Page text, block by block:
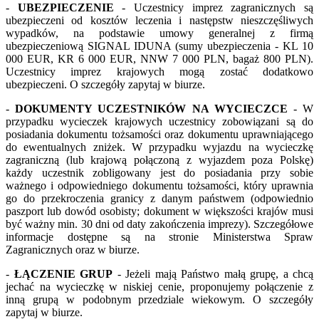
- UBEZPIECZENIE - Uczestnicy imprez zagranicznych są
ubezpieczeni od kosztów leczenia i następstw nieszczęśliwych
wypadków, na podstawie umowy generalnej z firmą
ubezpieczeniową SIGNAL IDUNA (sumy ubezpieczenia - KL 10
000 EUR, KR 6 000 EUR, NNW 7 000 PLN, bagaż 800 PLN).
Uczestnicy imprez krajowych mogą zostać dodatkowo
ubezpieczeni. O szczegóły zapytaj w biurze.
-DOKUMENTY UCZESTNIKÓW NA WYCIECZCE - W
przypadku wycieczek krajowych uczestnicy zobowiązani są do
posiadania dokumentu tożsamości oraz dokumentu uprawniającego
do ewentualnych zniżek. W przypadku wyjazdu na wycieczkę
zagraniczną (lub krajową połączoną z wyjazdem poza Polskę)
każdy uczestnik zobligowany jest do posiadania przy sobie
ważnego i odpowiedniego dokumentu tożsamości, który uprawnia
go do przekroczenia granicy z danym państwem (odpowiednio
paszport lub dowód osobisty; dokument w większości krajów musi
być ważny min. 30 dni od daty zakończenia imprezy). Szczegółowe
informacje dostępne są na stronie Ministerstwa Spraw
Zagranicznych oraz w biurze.
- ŁĄCZENIE GRUP - Jeżeli mają Państwo małą grupę, a chcą
jechać na wycieczkę w niskiej cenie, proponujemy połączenie z
inną grupą w podobnym przedziale wiekowym. O szczegóły
zapytaj w biurze.